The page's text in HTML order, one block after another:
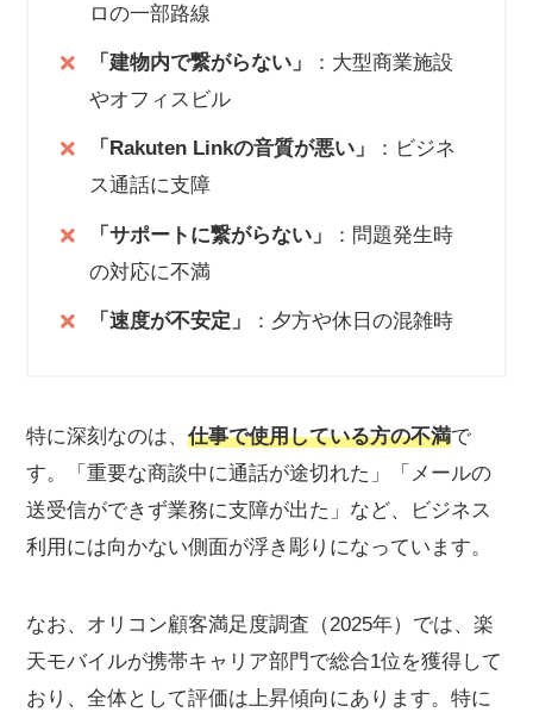
ロの一部路線
「建物内で繋がらない」
：大型商業施設
やオフィスビル
「Rakuten Linkの音質が悪い」
：ビジネ
ス通話に支障
「サポートに繋がらない」
：問題発生時
の対応に不満
「速度が不安定」 ：夕方や休日の混雑時
特に深刻なのは、 仕事で使用している方の不満で
す。「重要な商談中に通話が途切れた」「メールの
送受信ができず業務に支障が出た」など、ビジネス
利用には向かない側面が浮き彫りになっています。
なお、オリコン顧客満足度調査（2025年）では、楽
天モバイルが携帯キャリア部門で総合1位を獲得して
おり、全体として評価は上昇傾向にあります。特に